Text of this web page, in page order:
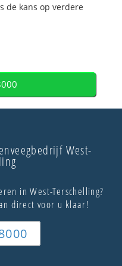
de kans op verdere
West-
in West-Terschelling?
direct voor u klaar!